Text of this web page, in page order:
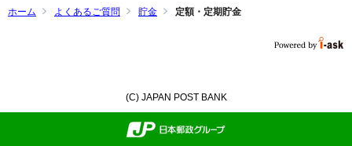
ホーム よくあるご質問 貯金 定額・定期貯金
(C) JAPAN POST BANK